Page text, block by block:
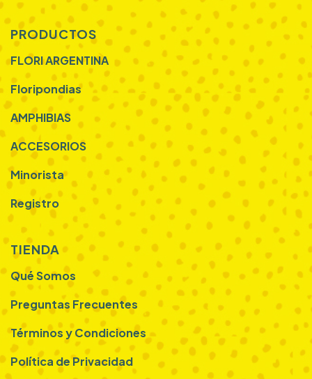
PRODUCTOS
FLORI ARGENTINA
Floripondias
AMPHIBIAS
ACCESORIOS
Minorista
Registro
TIENDA
Qué Somos
Preguntas Frecuentes
Términos y Condiciones
Política de Privacidad